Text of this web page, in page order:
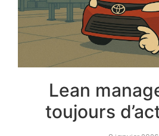
Lean
toujours